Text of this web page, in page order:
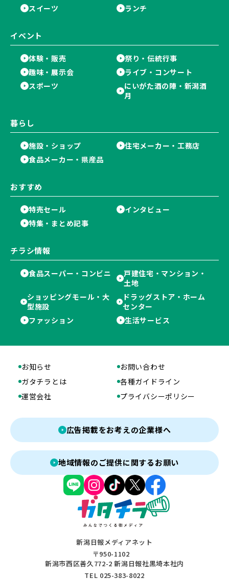
スイーツ
ランチ
イベント
体験・販売
祭り・伝統行事
趣味・展示会
ライブ・コンサート
スポーツ
にいがた酒の陣・新潟酒
月
暮らし
施設・ショップ
住宅メーカー・工務店
食品メーカー・県産品
おすすめ
特売セール
インタビュー
特集・まとめ記事
チラシ情報
食品スーパー・コンビニ
戸建住宅・マンション・
土地
ショッピングモール・大
型施設
ドラッグストア・ホーム
センター
ファッション
生活サービス
新潟日報メディアネット
〒950-1102
新潟市西区善久772-2 新潟日報社黒埼本社内
TEL 025-383-8022
お知らせ
お問い合わせ
ガタチラとは
各種ガイドライン
運営会社
プライバシーポリシー
広告掲載をお考えの企業様へ
地域情報のご提供に関するお願い